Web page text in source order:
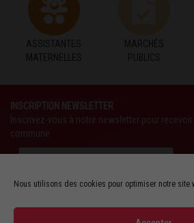
Nous utilisons des cookies pour optimiser notre site
ASSISTANTES
MATERNELLES
MARCHÉS
PUBLICS
INSCRIPTION NEWSLETTER
Inscrivez-vous à notre newsletter pour
commune